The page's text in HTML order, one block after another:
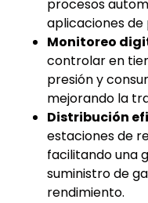
procesos
aplicaciones de
Monitoreo
controlar en
presión y
mejorando la
Distribución
estaciones de
facilitando una
suministro de
rendimiento.